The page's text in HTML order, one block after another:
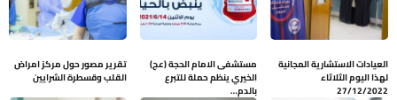
العيادات الاستشارية المجانية
لهذا اليوم الثلاثاء
27/12/2022
مستشفى الامام الحجة (عج)
الخيري ينظم حملة للتبرع
بالدم…
تقرير مصور حول مركز امراض
القلب وقسطرة الشرايين